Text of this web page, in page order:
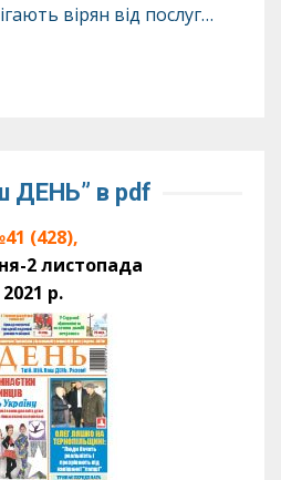
вірян від послуг…
ДЕНЬ” в pdf
(428),
2 листопада
2021 р.